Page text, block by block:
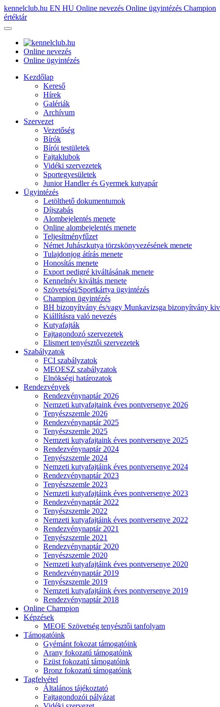
kennelclub.hu EN HU Online nevezés Online ügyintézés Champion
értéktár
Online nevezés
Online ügyintézés
Kezdőlap
Kereső
Hírek
Galériák
Archívum
Szervezet
Vezetőség
Bírók
Bírói testületek
Fajtaklubok
Vidéki szervezetek
Sportegyesületek
Junior Handler és Gyermek kutyapár
Ügyintézés
Letölthető dokumentumok
Díjszabás
Alombejelentés menete
Online alombejelentés menete
Teljesítményfűzet
Német Juhászkutya törzskönyvezésének menete
Tulajdonjog átírás menete
Honosítás menete
Export pedigré kiváltásának menete
Kennelnév kiváltás menete
Szövetségi/Sportkártya ügyintézés
Champion ügyintézés
BH bizonyítvány és/vagy Munkavizsga bizonyítvány
Kiállításra való nevezés
Kutyafajták
Fajtagondozó szervezetek
Elismert tenyésztői szervezetek
Szabályzatok
FCI szabályzatok
MEOESZ szabályzatok
Elnökségi határozatok
Rendezvények
Rendezvénynaptár 2026
Nemzeti kutyafajtaink éves pontversenye 2026
Tenyészszemle 2026
Rendezvénynaptár 2025
Tenyészszemle 2025
Nemzeti kutyafajtaink éves pontversenye 2025
Rendezvénynaptár 2024
Tenyészszemle 2024
Nemzeti kutyafajtáink éves pontversenye 2024
Rendezvénynaptár 2023
Tenyészszemle 2023
Nemzeti kutyafajtáink éves pontversenye 2023
Rendezvénynaptár 2022
Tenyészszemle 2022
Nemzeti kutyafajtáink éves pontversenye 2022
Rendezvénynaptár 2021
Tenyészszemle 2021
Rendezvénynaptár 2020
Tenyészszemle 2020
Nemzeti kutyafajtáink éves pontversenye 2020
Rendezvénynaptár 2019
Tenyészszemle 2019
Nemzeti kutyafajtáink éves pontversenye 2019
Rendezvénynaptár 2018
Online Champion
Képzések
MEOE Szövetség tenyésztői tanfolyam
Támogatóink
Gyémánt fokozat támogatóink
Arany fokozatú támogatóink
Ezüst fokozatú támogatóink
Bronz fokozatú támogatóink
Tagfelvétel
Általános tájékoztató
Fajtagondozói pályázat